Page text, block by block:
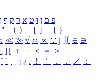
פ ם ן ו ט א ר ק ף
＂ （ ） ［ ］ ｛ ｝
≪ ≫ √ ∽ ∝ ∵ ∫ ∬ ∈ ∋
∏ ＋ － ＜ ＝
＞
˚ ˙ ¸ ¡ ¿ ː ！ ＇ ， ． ／
：